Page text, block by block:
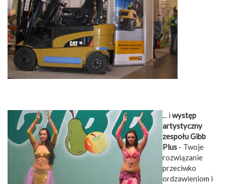
... i występ
artystyczny
zespołu Gibb
Plus - Twoje
rozwiązanie
przeciwko
ordzawieniom i